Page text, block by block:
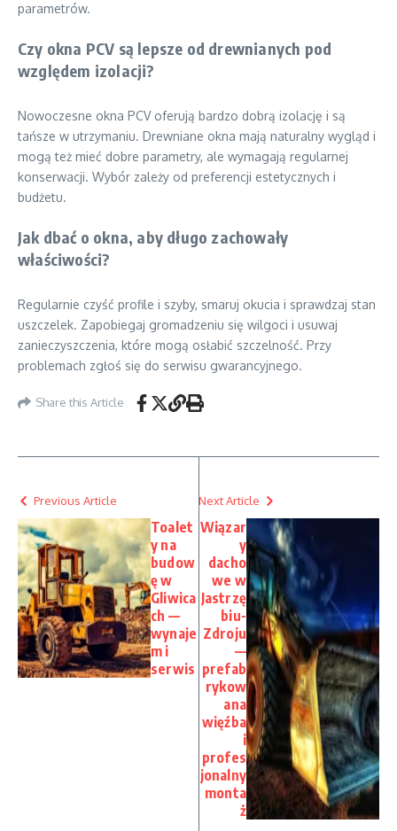
parametrów.
Czy okna PCV są lepsze od drewnianych pod
względem izolacji?
Nowoczesne okna PCV oferują bardzo dobrą izolację i są
tańsze w utrzymaniu. Drewniane okna mają naturalny wygląd i
mogą też mieć dobre parametry, ale wymagają regularnej
konserwacji. Wybór zależy od preferencji estetycznych i
budżetu.
Jak dbać o okna, aby długo zachowały
właściwości?
Regularnie czyść profile i szyby, smaruj okucia i sprawdzaj stan
uszczelek. Zapobiegaj gromadzeniu się wilgoci i usuwaj
zanieczyszczenia, które mogą osłabić szczelność. Przy
problemach zgłoś się do serwisu gwarancyjnego.
Share this Article
Previous Article
Toalet
y na
budow
ę w
Gliwica
ch —
wynaje
m i
serwis
Next Article
Wiązar
y
dacho
we w
Jastrzę
biu-
Zdroju
—
prefab
rykow
ana
więźba
i
profes
jonalny
monta
ż